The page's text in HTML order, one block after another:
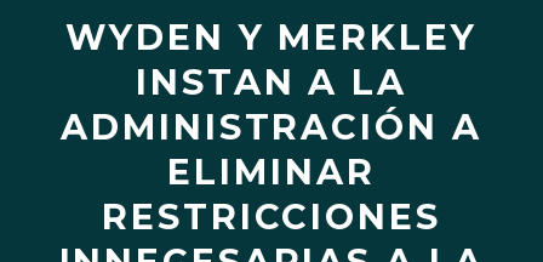
WYDEN Y MERKLEY
INSTAN A LA
ADMINISTRACIÓN A
ELIMINAR
RESTRICCIONES